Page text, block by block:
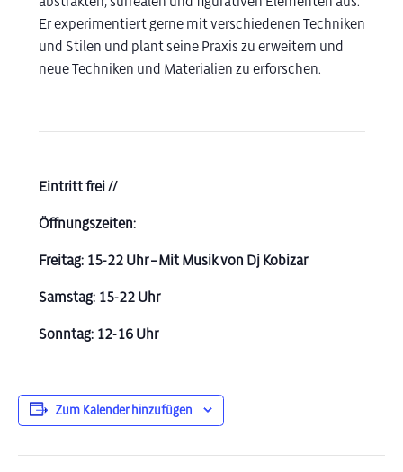
Er experimentiert gerne mit verschiedenen Techniken
und Stilen und plant seine Praxis zu erweitern und
neue Techniken und Materialien zu erforschen.
Eintritt frei //
Öffnungszeiten:
Freitag: 15-22 Uhr – Mit Musik von Dj Kobizar
Samstag: 15-22 Uhr
Sonntag: 12-16 Uhr
Zum Kalender hinzufügen